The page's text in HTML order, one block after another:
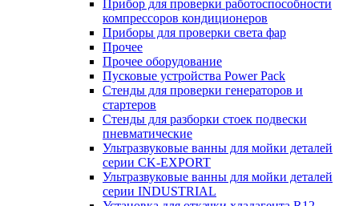
Прибор для проверки работоспособности
компрессоров кондиционеров
Приборы для проверки света фар
Прочее
Прочее оборудование
Пусковые устройства Power Pack
Стенды для проверки генераторов и
стартеров
Стенды для разборки стоек подвески
пневматические
Ультразвуковые ванны для мойки деталей
серии CK-EXPORT
Ультразвуковые ванны для мойки деталей
серии INDUSTRIAL